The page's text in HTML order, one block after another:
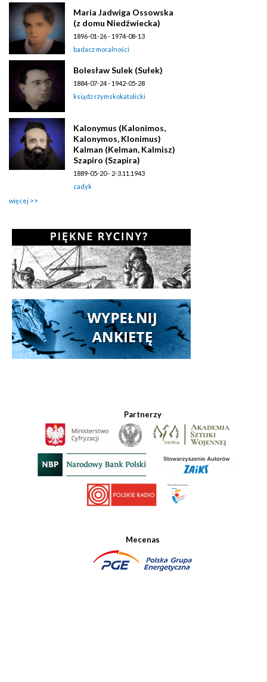
Maria Jadwiga Ossowska
(z domu Niedźwiecka)
1896-01-26 - 1974-08-13
badacz moralności
Bolesław Sulek (Sułek)
1884-07-24 - 1942-05-28
ksiądz rzymskokatolicki
Kalonymus (Kalonimos,
Kalonymos, Klonimus)
Kalman (Kelman, Kalmisz)
Szapiro (Szapira)
1889-05-20 - 2-3.11.1943
cadyk
więcej
Partnerzy
Mecenas